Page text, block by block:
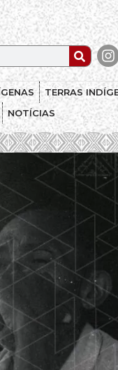
TERRAS
NOTÍCIAS